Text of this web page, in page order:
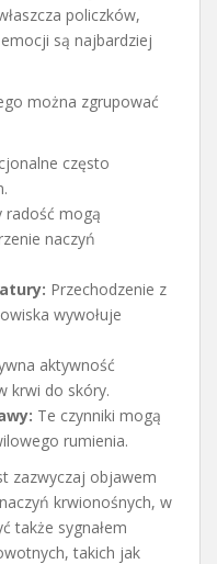
policzków,
są najbardziej
można zgrupować
często
radość mogą
naczyń
Przechodzenie z
wywołuje
aktywność
krwi do skóry.
Te czynniki mogą
rumienia.
zazwyczaj objawem
krwionośnych, w
także sygnałem
takich jak